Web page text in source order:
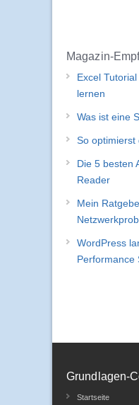
Magazin-
Excel
lernen
Was ist eine
So optimierst
Die 5 besten
Reader
Mein
WordPress
Performance
Grundlagen-
Startseite